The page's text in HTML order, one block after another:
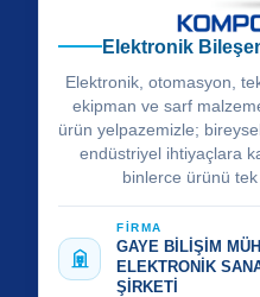
Elektronik
Elektronik, otomasyon,
ekipman ve sarf
ürün yelpazemizle;
endüstriyel ihtiyaçlara
binlerce ürünü
FİRMA
GAYE BİLİŞİM
ELEKTRONİK
ŞİRKETİ